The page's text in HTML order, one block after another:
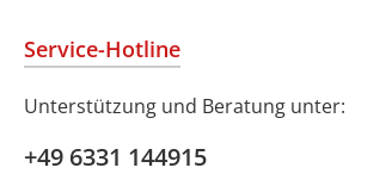
Service-Hotline
Unterstützung und Beratung unter:
+49 6331 144915